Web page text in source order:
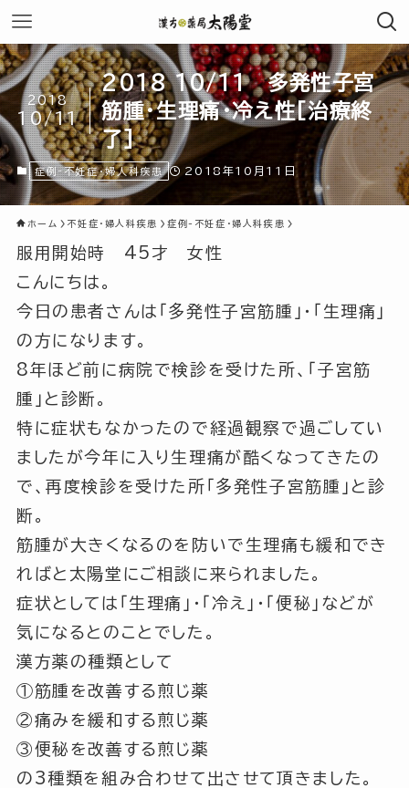
2018 10/11 多発性子宮
筋腫・生理痛・冷え性[治療終
了]
2018
10/11
症例-不妊症・婦人科疾患 2018年10月11日
ホーム 不妊症・婦人科疾患 症例-不妊症・婦人科疾患
服用開始時 45才 女性
こんにちは。
今日の患者さんは「多発性子宮筋腫」・「生理痛」
の方になります。
8年ほど前に病院で検診を受けた所、
「子宮筋
腫」 と診断。
特に症状もなかったので経過観察で過ごしてい
ましたが今年に入り生理痛が酷くなってきたの
で、再度検診を受けた所 「多発性子宮筋腫」 と診
断。
筋腫が大きくなるのを防いで生理痛も緩和でき
ればと太陽堂にご相談に来られました。
症状としては
「生理痛」 ・ 「冷え」 ・ 「便秘」 などが
気になるとのことでした。
漢方薬の種類として
①筋腫を改善する煎じ薬
②痛みを緩和する煎じ薬
③便秘を改善する煎じ薬
の3種類を組み合わせて出させて頂きました。